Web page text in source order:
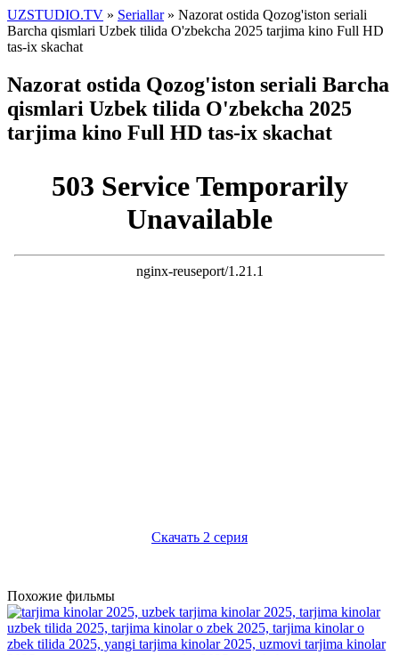
UZSTUDIO.TV » Seriallar» Nazorat ostida Qozog'iston seriali
Barcha qismlari Uzbek tilida O'zbekcha 2025 tarjima kino Full HD
tas-ix skachat
Nazorat ostida Qozog'iston seriali Barcha
qismlari Uzbek tilida O'zbekcha 2025
tarjima kino Full HD tas-ix skachat
Скачать 2 серия
Похожие фильмы